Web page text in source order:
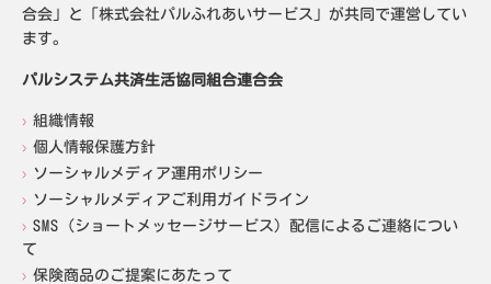
合会」と「株式会社パルふれあいサービス」が共同で運営してい
ます。
パルシステム共済生活協同組合連合会
組織情報
個人情報保護方針
ソーシャルメディア運用ポリシー
ソーシャルメディアご利用ガイドライン
SMS（ショートメッセージサービス）配信によるご連絡につい
て
保険商品のご提案にあたって